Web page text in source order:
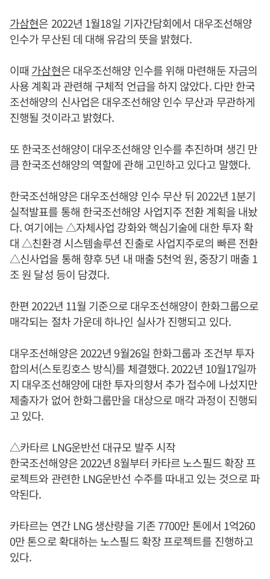
가삼현은 2022년 1월18일 기자간담회에서 대우조선해양
인수가 무산된 데 대해 유감의 뜻을 밝혔다.
이때 가삼현은 대우조선해양 인수를 위해 마련해둔 자금의
사용 계획과 관련해 구체적 언급을 하지 않았다. 다만 한국
조선해양의 신사업은 대우조선해양 인수 무산과 무관하게
진행될 것이라고 밝혔다.
또 한국조선해양이 대우조선해양 인수를 추진하며 생긴 만
큼 한국조선해양의 역할에 관해 고민하고 있다고 말했다.
한국조선해양은 대우조선해양 인수 무산 뒤 2022년 1분기
실적발표를 통해 한국조선해양 사업지주 전환 계획을 내놨
다. 여기에는 △자체사업 강화와 핵심기술에 대한 투자 확
대 △친환경 시스템솔루션 진출로 사업지주로의 빠른 전환
△신사업을 통해 향후 5년 내 매출 5천억 원, 중장기 매출 1
조 원 달성 등이 담겼다.
한편 2022년 11월 기준으로 대우조선해양이 한화그룹으로
매각되는 절차 가운데 하나인 실사가 진행되고 있다.
대우조선해양은 2022년 9월26일 한화그룹과 조건부 투자
합의서(스토킹호스 방식)를 체결했다. 2022년 10월17일까
지 대우조선해양에 대한 투자의향서 추가 접수에 나섰지만
제출자가 없어 한화그룹만을 대상으로 매각 과정이 진행되
고 있다.
△카타르 LNG운반선 대규모 발주 시작
한국조선해양은 2022년 8월부터 카타르 노스필드 확장 프
로젝트와 관련한 LNG운반선 수주를 따내고 있는 것으로 파
악된다.
카타르는 연간 LNG 생산량을 기존 7700만 톤에서 1억260
0만 톤으로 확대하는 노스필드 확장 프로젝트를 진행하고
있다.